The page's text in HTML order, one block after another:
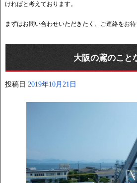
ければと考えております。
まずはお問い合わせいただきたく、ご連絡をお待
大阪の鳶のこと
投稿日 2019年10月21日